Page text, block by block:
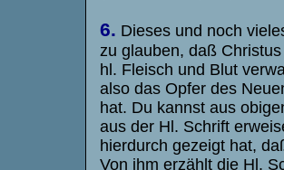
6. Dieses und noch
zu glauben, daß
hl. Fleisch und Blut
also das Opfer des
hat. Du kannst aus
aus der Hl. Schrift
hierdurch gezeigt hat,
Von ihm erzählt die Hl.